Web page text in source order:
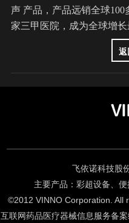
声产品，产品远销全球100
家三甲医院，成为全球增长
返
飞依诺科技股
主要产品：彩超设备、
©2012 VINNO Corporation. All
互联网药品医疗器械信息服务备